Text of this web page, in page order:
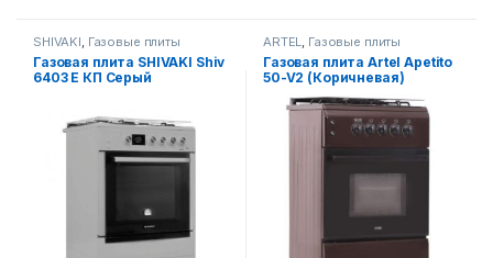
SHIVAKI, Газовые плиты
Газовая плита SHIVAKI Shiv
6403 Е КП Серый
ARTEL, Газовые плиты
Газовая плита Artel Apetito
50-V2 (Коричневая)